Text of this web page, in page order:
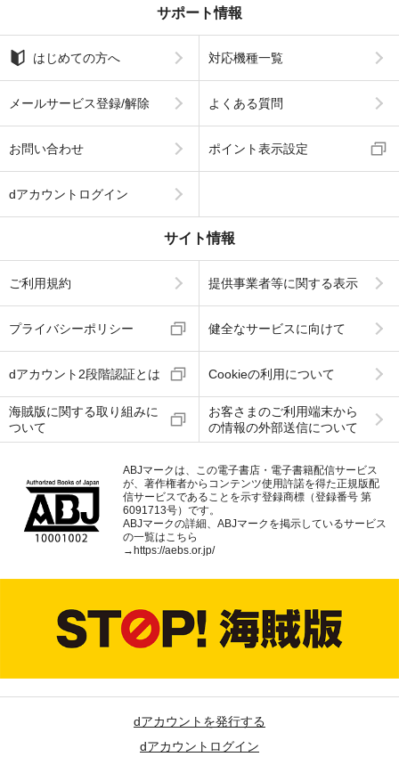
サポート情報
はじめての方へ 対応機種一覧
メールサービス登録/解除 よくある質問
お問い合わせ ポイント表示設定
dアカウントログイン
サイト情報
ご利用規約 提供事業者等に関する表示
プライバシーポリシー 健全なサービスに向けて
dアカウント2段階認証とは Cookieの利用について
海賊版に関する取り組みに
ついて
お客さまのご利用端末から
の情報の外部送信について
ABJマークは、この電子書店・電子書籍配信サービス
が、著作権者からコンテンツ使用許諾を得た正規版配
信サービスであることを示す登録商標（登録番号 第
6091713号）です。
ABJマークの詳細、ABJマークを掲示しているサービス
の一覧はこちら
→ https://aebs.or.jp/
dアカウントを発行する
dアカウントログイン